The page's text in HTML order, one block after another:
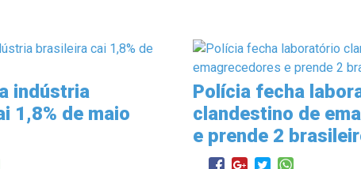
indústria
1,8% de maio
Polícia fecha
clandestino de
e prende 2